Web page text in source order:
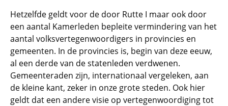
Hetzelfde geldt voor de door Rutte I maar ook door
een aantal Kamerleden bepleite vermindering van het
aantal volksvertegenwoordigers in provincies en
gemeenten. In de provincies is, begin van deze eeuw,
al een derde van de statenleden verdwenen.
Gemeenteraden zijn, internationaal vergeleken, aan
de kleine kant, zeker in onze grote steden. Ook hier
geldt dat een andere visie op vertegenwoordiging tot